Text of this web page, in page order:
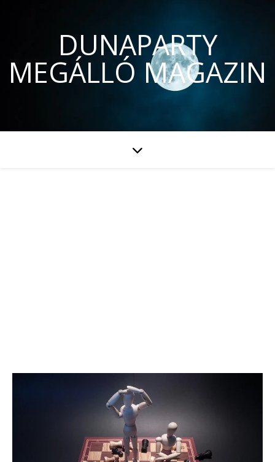
DUNAPARTY
MEGÁLLÓ MAGAZIN